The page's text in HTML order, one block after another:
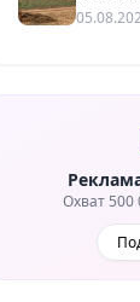
Охват 500